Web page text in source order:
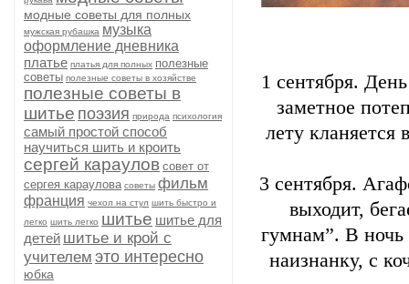
модные советы для полных
мужская рубашка музыка
оформление дневника
платье платья для полных полезные
советы полезные советы в хозяйстве
полезные советы в
шитье поэзия природа психология
самый простой способ
научиться шить и кроить
сергей караулов совет от
сергея караулова советы фильм
франция чехол на стул шить быстро и
легко шить легко шитье шитье для
детей шитье и крой с
учителем это интересно
юбка
1 сентября.
заметное
лету кланяется
3 сентября.
выходит,
гумнам”. В ночь
наизнанку, с